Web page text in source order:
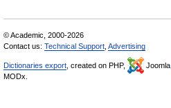
© Academic, 2000-2026
Contact us: Technical Support Advertising
Dictionaries export , created on PHP, Joomla,
MODx.